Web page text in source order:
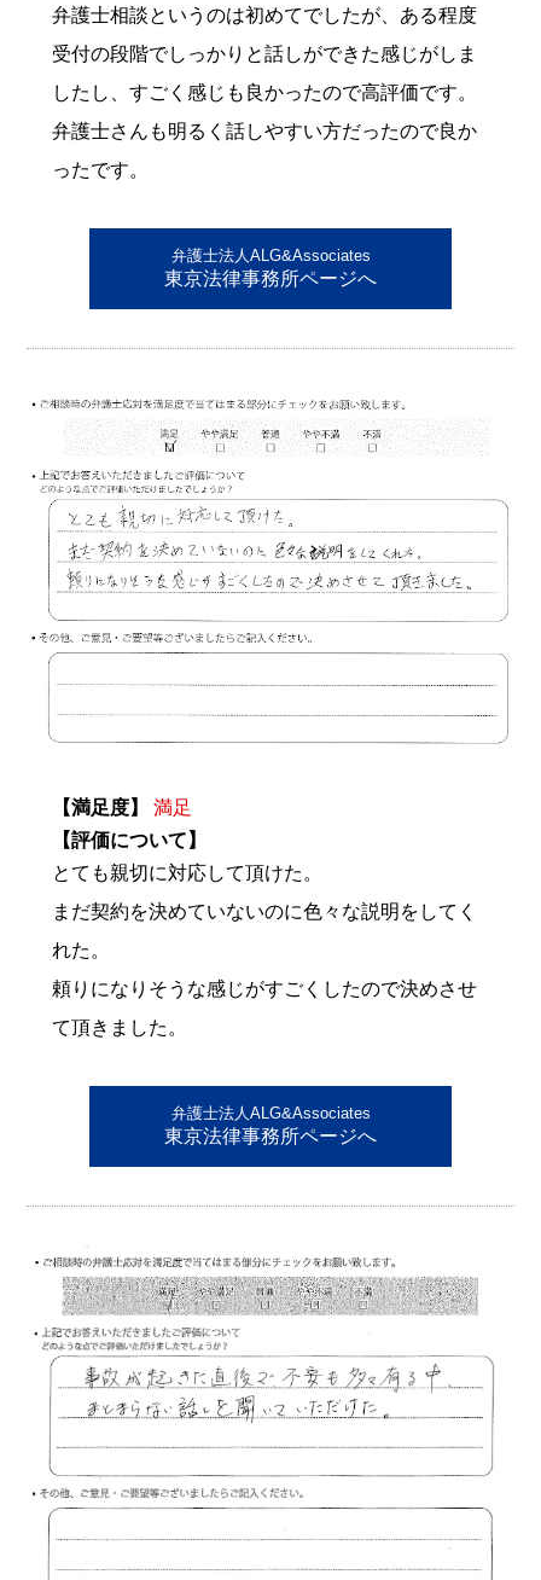
弁護士相談というのは初めてでしたが、ある程度
受付の段階でしっかりと話しができた感じがしま
したし、すごく感じも良かったので高評価です。
弁護士さんも明るく話しやすい方だったので良か
ったです。
弁護士法人ALG&Associates
東京法律事務所ページへ
【満足度】
満足
【評価について】
とても親切に対応して頂けた。
まだ契約を決めていないのに色々な説明をしてく
れた。
頼りになりそうな感じがすごくしたので決めさせ
て頂きました。
弁護士法人ALG&Associates
東京法律事務所ページへ